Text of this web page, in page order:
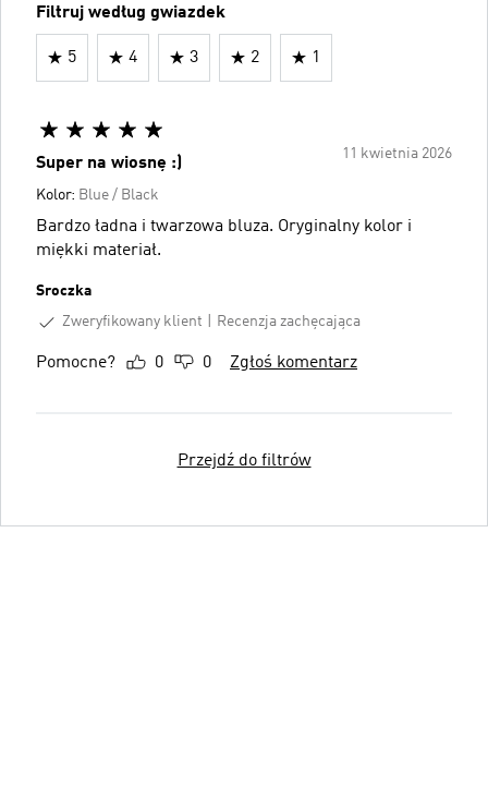
Filtruj według gwiazdek
5 4 3 2 1
11 kwietnia 2026
Super na wiosnę :)
Kolor: Blue / Black
Bardzo ładna i twarzowa bluza. Oryginalny kolor i
miękki materiał.
Sroczka
Zweryfikowany klient
Recenzja zachęcająca
Pomocne? 0 0 Zgłoś komentarz
Przejdź do filtrów